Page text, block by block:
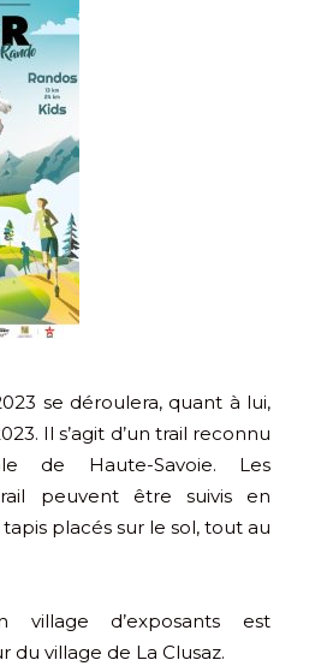
se déroulera, quant à lui,
Il s’agit d’un trail reconnu
de Haute-Savoie. Les
peuvent être suivis en
placés sur le sol, tout au
village d’exposants est
village de La Clusaz.